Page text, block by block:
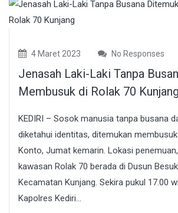
4 Maret 2023 No Responses
Jenasah Laki-Laki Tanpa
Membusuk di Rolak 70 Kunjang
KEDIRI – Sosok manusia tanpa busana
diketahui identitas, ditemukan
Konto, Jumat kemarin. Lokasi
kawasan Rolak 70 berada di Dusun
Kecamatan Kunjang. Sekira pukul 17.00
Kapolres Kediri...